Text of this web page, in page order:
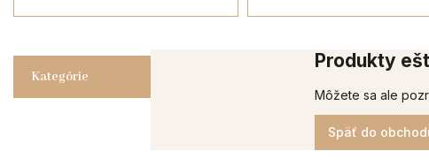
Kategórie
Produkty
Môžete sa ale
Späť do